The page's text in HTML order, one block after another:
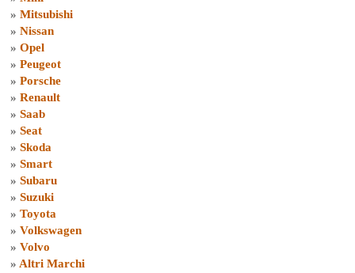
» Mitsubishi
» Nissan
» Opel
» Peugeot
» Porsche
» Renault
» Saab
» Seat
» Skoda
» Smart
» Subaru
» Suzuki
» Toyota
» Volkswagen
» Volvo
» Altri Marchi